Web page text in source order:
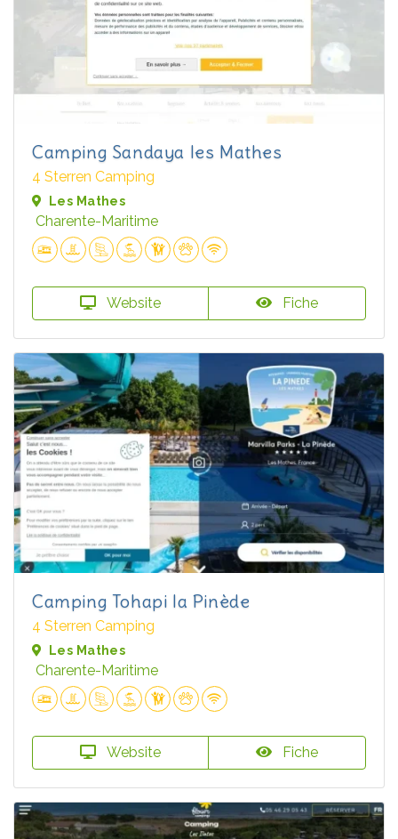
Camping Sandaya les Mathes
4 Sterren Camping
Les Mathes
Charente-Maritime
Website Fiche
Camping Tohapi la Pinède
4 Sterren Camping
Les Mathes
Charente-Maritime
Website Fiche